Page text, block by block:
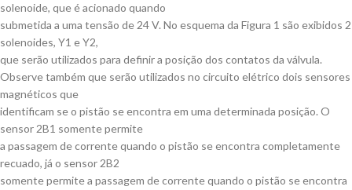
solenoide, que é acionado quando
submetida a uma tensão de 24 V. No esquema da Figura 1 são exibidos 2
solenoides, Y1 e Y2,
que serão utilizados para definir a posição dos contatos da válvula.
Observe também que serão utilizados no circuito elétrico dois sensores
magnéticos que
identificam se o pistão se encontra em uma determinada posição. O
sensor 2B1 somente permite
a passagem de corrente quando o pistão se encontra completamente
recuado, já o sensor 2B2
somente permite a passagem de corrente quando o pistão se encontra